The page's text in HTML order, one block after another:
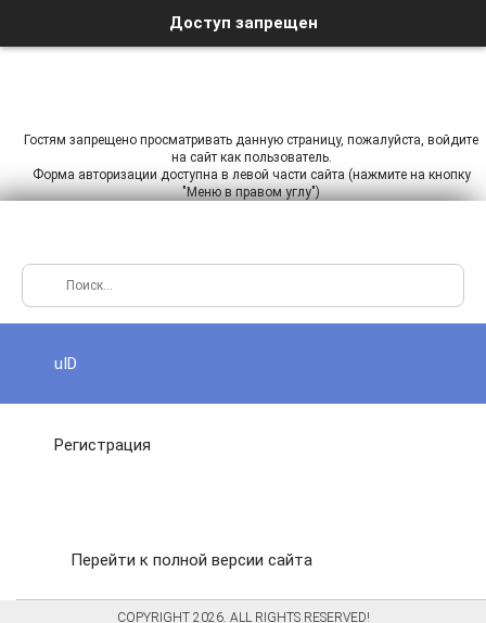
Доступ запрещен
Гостям запрещено просматривать данную страницу, пожалуйста, войдите
на сайт как пользователь.
Форма авторизации доступна в левой части сайта (нажмите на кнопку
"Меню в правом углу")
uID
Регистрация
Перейти к полной версии сайта
COPYRIGHT 2026. ALL RIGHTS RESERVED!